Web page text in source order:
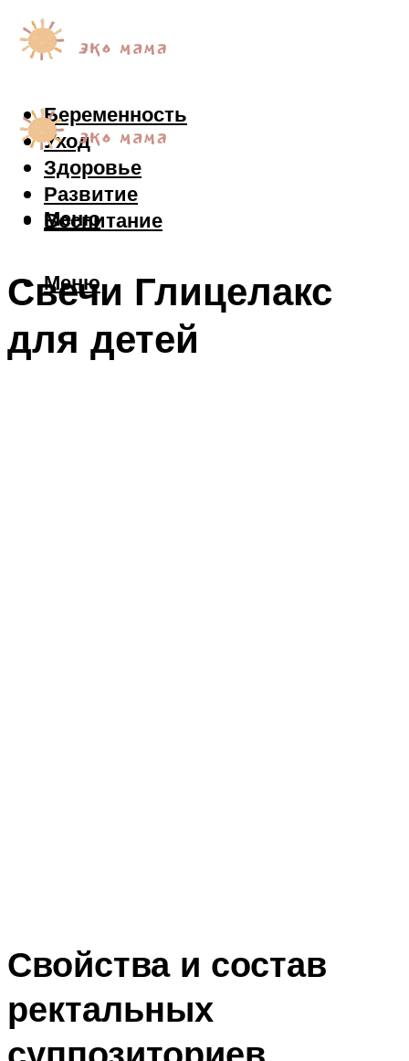
Беременность
Уход
Здоровье
Развитие
Воспитание
Меню
Меню
Свечи Глицелакс
для детей
Свойства и состав
ректальных